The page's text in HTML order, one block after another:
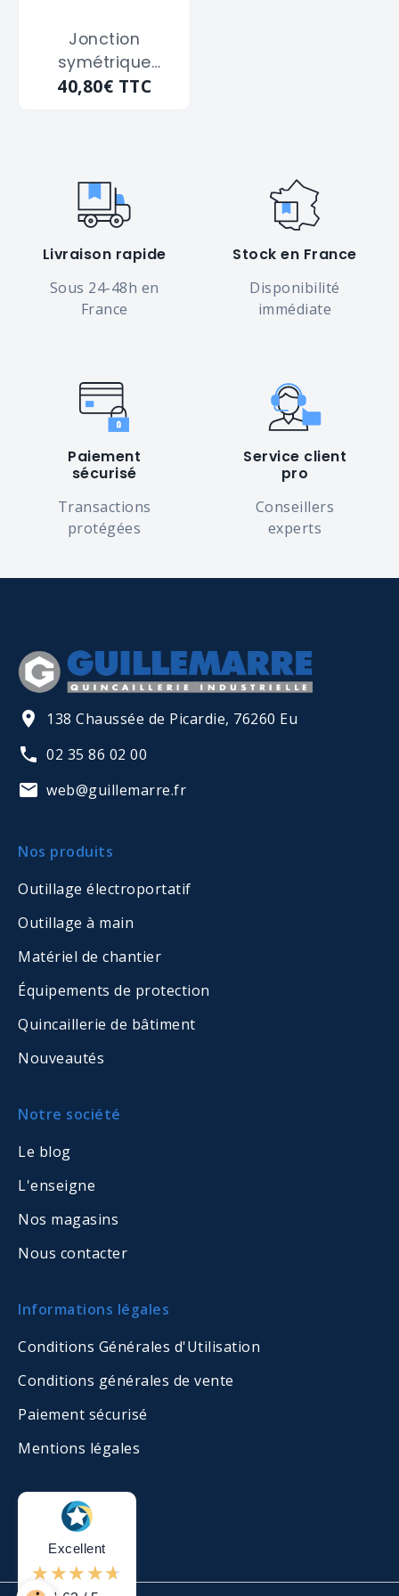
Jonction
symétrique
guillemin avec
80 - Mâle 80x90
m/m
40,80€ TTC
Livraison rapide
Sous 24-48h en
France
Stock en France
Disponibilité
immédiate
Paiement
sécurisé
Transactions
protégées
Service client
pro
Conseillers
experts
138 Chaussée de Picardie, 76260 Eu
02 35 86 02 00
web@guillemarre.fr
Nos produits
Outillage électroportatif
Outillage à main
Matériel de chantier
Équipements de protection
Quincaillerie de bâtiment
Nouveautés
Notre société
Le blog
L'enseigne
Nos magasins
Nous contacter
Informations légales
Conditions Générales d'Utilisation
Conditions générales de vente
Paiement sécurisé
Mentions légales
Excellent